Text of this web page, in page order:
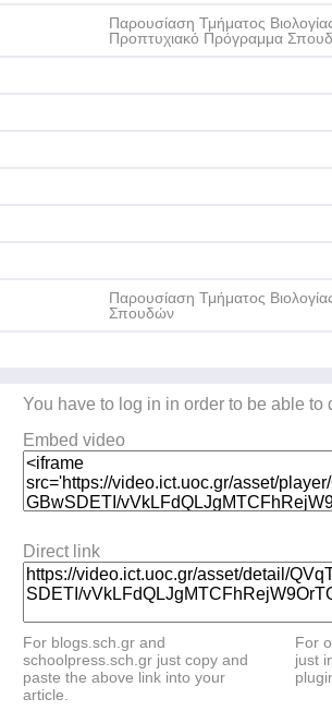
Παρουσίαση Τμήματος
Προπτυχιακό Πρόγραμμα
Παρουσίαση Τμήματος
Σπουδών
You have to log in in order to be able to
Embed video
Direct link
For blogs.sch.gr and
schoolpress.sch.gr just copy and
paste the above link into your
article.
For
just